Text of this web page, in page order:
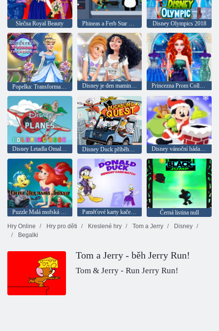
Slečna Royal Beauty Phineas a Ferb Star Wars: Agent P Rebel Alliance Disney Olympics 2018
Disney je den maminky a dcery Princezna Prom Collection
Disney Letadla Omalovánky Disney Duck příběhy: Duck Quest Disney vánoční hádanky
Puzzle Malá mořská víla Paměťové karty kačera Donalda
Černá listina null
Hry Online
Hry pro děti Kreslené hry Tom a Jerry
Disney
Begalki
Tom a Jerry - běh Jerry Run!
Tom & Jerry - Run Jerry Run!